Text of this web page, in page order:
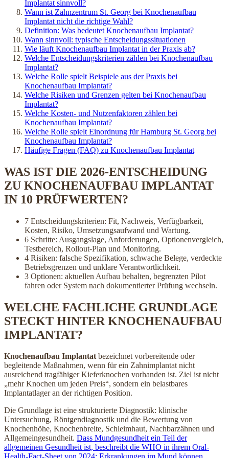
Implantat sinnvoll?
Wann ist Zahnzentrum St. Georg bei Knochenaufbau
Implantat nicht die richtige Wahl?
Definition: Was bedeutet Knochenaufbau Implantat?
Wann sinnvoll: typische Entscheidungssituationen
Wie läuft Knochenaufbau Implantat in der Praxis ab?
Welche Entscheidungskriterien zählen bei Knochenaufbau
Implantat?
Welche Rolle spielt Beispiele aus der Praxis bei
Knochenaufbau Implantat?
Welche Risiken und Grenzen gelten bei Knochenaufbau
Implantat?
Welche Kosten- und Nutzenfaktoren zählen bei
Knochenaufbau Implantat?
Welche Rolle spielt Einordnung für Hamburg St. Georg bei
Knochenaufbau Implantat?
Häufige Fragen (FAQ) zu Knochenaufbau Implantat
WAS IST DIE 2026-ENTSCHEIDUNG
ZU KNOCHENAUFBAU IMPLANTAT
IN 10 PRÜFWERTEN?
7 Entscheidungskriterien: Fit, Nachweis, Verfügbarkeit,
Kosten, Risiko, Umsetzungsaufwand und Wartung.
6 Schritte: Ausgangslage, Anforderungen, Optionenvergleich,
Testbereich, Rollout-Plan und Monitoring.
4 Risiken: falsche Spezifikation, schwache Belege, verdeckte
Betriebsgrenzen und unklare Verantwortlichkeit.
3 Optionen: aktuellen Aufbau behalten, begrenzten Pilot
fahren oder System nach dokumentierter Prüfung wechseln.
WELCHE FACHLICHE GRUNDLAGE
STECKT HINTER KNOCHENAUFBAU
IMPLANTAT?
Knochenaufbau Implantatbezeichnet vorbereitende oder
begleitende Maßnahmen, wenn für ein Zahnimplantat nicht
ausreichend tragfähiger Kieferknochen vorhanden ist. Ziel ist nicht
„mehr Knochen um jeden Preis“, sondern ein belastbares
Implantatlager an der richtigen Position.
Die Grundlage ist eine strukturierte Diagnostik: klinische
Untersuchung, Röntgendiagnostik und die Bewertung von
Knochenhöhe, Knochenbreite, Schleimhaut, Nachbarzähnen und
Allgemeingesundheit. Dass Mundgesundheit ein Teil der
allgemeinen Gesundheit ist, beschreibt die WHO in ihrem Oral-